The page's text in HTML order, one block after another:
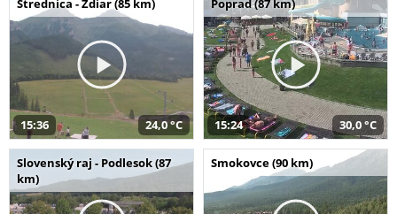
Strednica - Ždiar (85 km)
15:36 24,0 °C
Poprad (87 km)
15:24 30,0 °C
Slovenský raj - Podlesok (87
km)
Smokovce (90 km)